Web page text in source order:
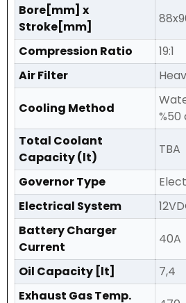
Bore[mm] x
Stroke[mm]
Compression Ratio
19:1
Air Filter
Cooling Method
Total Coolant
Capacity (lt)
TBA
Governor Type
Electrical System
Battery Charger
Current
40A
Oil Capacity [lt]
7,4
Exhaust Gas Temp.